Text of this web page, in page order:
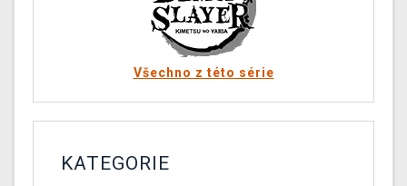
Všechno z této série
KATEGORIE